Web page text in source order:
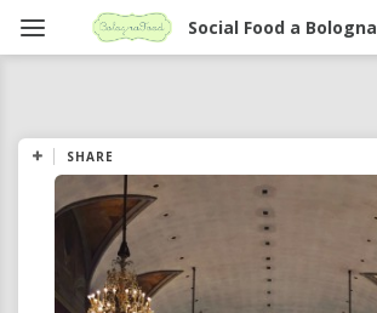
Social Food a Bologna
SHARE